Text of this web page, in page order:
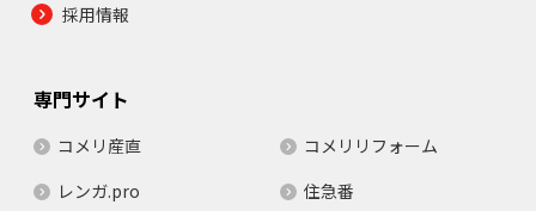
採用情報
専門サイト
コメリ産直
コメリリフォーム
レンガ.pro
住急番